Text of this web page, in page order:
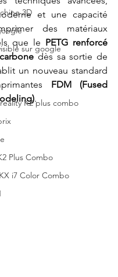
3D
sur google
K2 plus combo
Plus Combo
i7 Color Combo
et une capacité
des matériaux
que le PETG renforcé
dès sa sortie de
un nouveau standard
FDM (Fused
.